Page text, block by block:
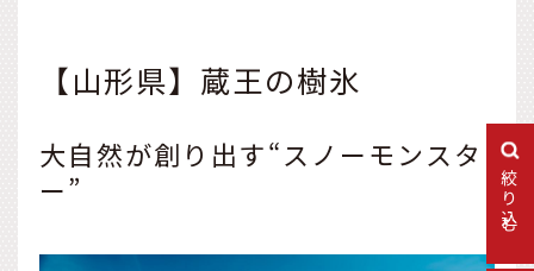
絞り込む
の絶景・秘境スポットをご
紹介。自然界隈の旅先とし
さい。
【山形県】蔵王の樹氷
大自然が創り出す“スノーモンスタ
ー”